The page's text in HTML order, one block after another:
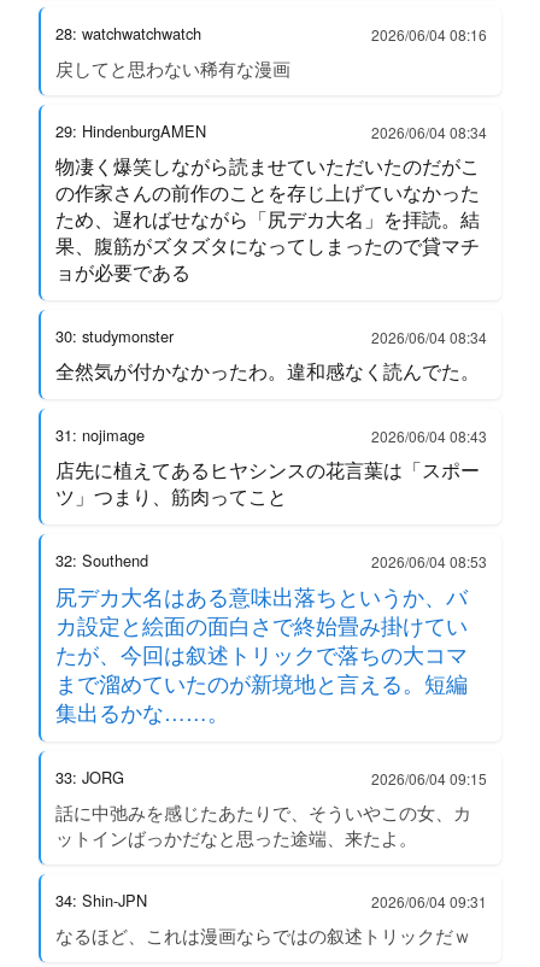
28: watchwatchwatch 2026/06/04 08:16
戻してと思わない稀有な漫画
29: HindenburgAMEN 2026/06/04 08:34
物凄く爆笑しながら読ませていただいたのだがこ
の作家さんの前作のことを存じ上げていなかった
ため、遅ればせながら「尻デカ大名」を拝読。結
果、腹筋がズタズタになってしまったので貸マチ
ョが必要である
30: studymonster 2026/06/04 08:34
全然気が付かなかったわ。違和感なく読んでた。
31: nojimage 2026/06/04 08:43
店先に植えてあるヒヤシンスの花言葉は「スポー
ツ」つまり、筋肉ってこと
32: Southend 2026/06/04 08:53
尻デカ大名はある意味出落ちというか、バ
カ設定と絵面の面白さで終始畳み掛けてい
たが、今回は叙述トリックで落ちの大コマ
まで溜めていたのが新境地と言える。短編
集出るかな……。
33: JORG 2026/06/04 09:15
話に中弛みを感じたあたりで、そういやこの女、カ
ットインばっかだなと思った途端、来たよ。
34: Shin-JPN 2026/06/04 09:31
なるほど、これは漫画ならではの叙述トリックだｗ